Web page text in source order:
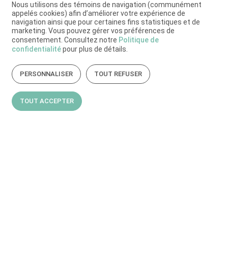
Nous utilisons des témoins de navigation (communément
appelés cookies) afin d’améliorer votre expérience de
navigation ainsi que pour certaines fins statistiques et de
marketing. Vous pouvez gérer vos préférences de
consentement. Consultez notre Politique de
confidentialitépour plus de détails.
PERSONNALISER TOUT REFUSER
TOUT ACCEPTER